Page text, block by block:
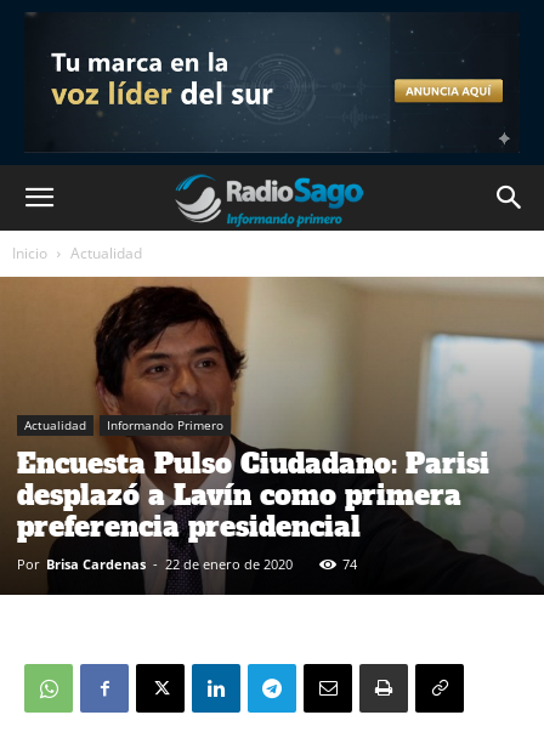
Inicio Actualidad
Actualidad Informando Primero
Encuesta Pulso Ciudadano: Parisi
desplazó a Lavín como primera
preferencia presidencial
Por Brisa Cardenas - 22 de enero de 2020 74